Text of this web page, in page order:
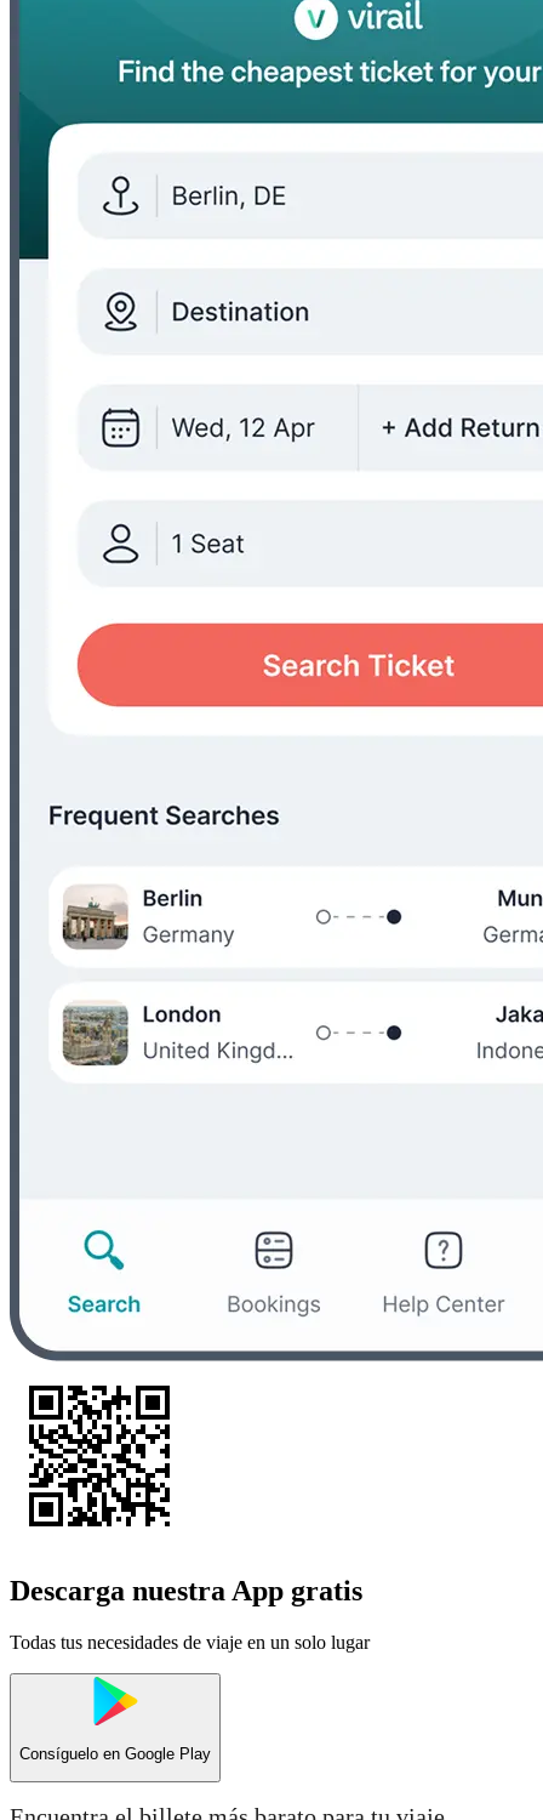
Descarga nuestra App gratis
Todas tus necesidades de viaje en un solo lugar
Consíguelo en Google Play